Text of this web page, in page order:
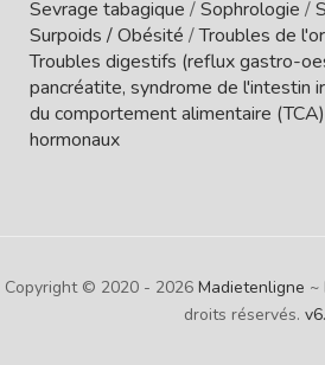
Sevrage tabagique /Sophrologie /
Surpoids / Obésité /Troubles de
Troubles digestifs (reflux gastro-
pancréatite, syndrome de l'intestin
du comportement alimentaire (TCA)
hormonaux
Copyright © 2020 - 2026 Madietenligne ~
droits réservés.